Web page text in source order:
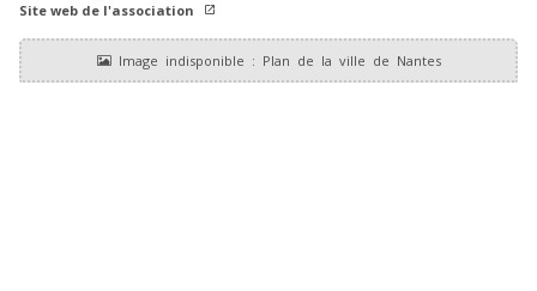
Site web de l'association